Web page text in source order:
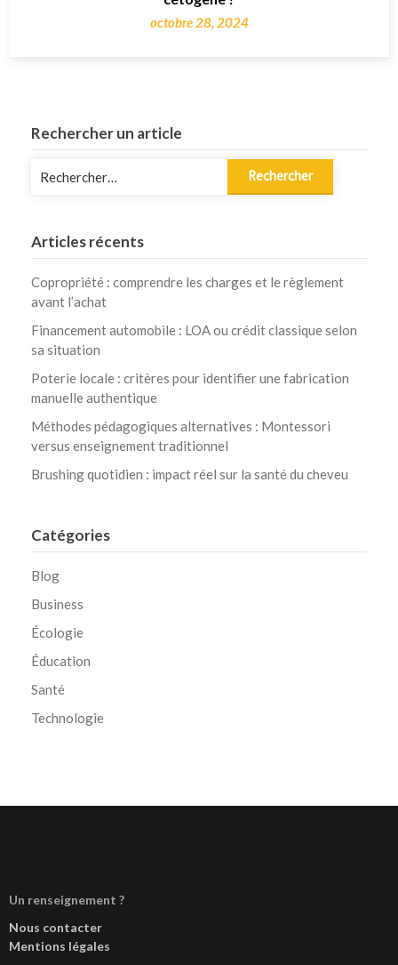
octobre 28, 2024
Rechercher un article
Articles récents
Copropriété : comprendre les charges et le règlement
avant l’achat
Financement automobile : LOA ou crédit classique selon
sa situation
Poterie locale : critères pour identifier une fabrication
manuelle authentique
Méthodes pédagogiques alternatives : Montessori
versus enseignement traditionnel
Brushing quotidien : impact réel sur la santé du cheveu
Catégories
Blog
Business
Écologie
Éducation
Santé
Technologie
Un renseignement ?
Nous contacter
Mentions légales